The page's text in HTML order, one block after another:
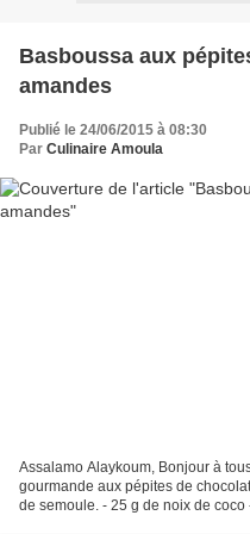
Basboussa aux
amandes
Publié le 24/06/2015 à 08:30
Par Culinaire Amoula
Assalamo Alaykoum, Bonjour à
gourmande aux pépites de
de semoule. - 25 g de noix de